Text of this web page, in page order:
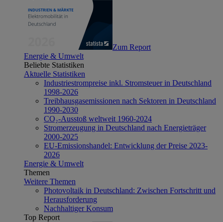
Zum Report
Energie & Umwelt
Beliebte Statistiken
Aktuelle Statistiken
Industriestrompreise inkl. Stromsteuer in Deutschland
1998-2026
Treibhausgasemissionen nach Sektoren in Deutschland
1990-2030
CO₂-Ausstoß weltweit 1960-2024
Stromerzeugung in Deutschland nach Energieträger
2000-2025
EU-Emissionshandel: Entwicklung der Preise 2023-
2026
Energie & Umwelt
Themen
Weitere Themen
Photovoltaik in Deutschland: Zwischen Fortschritt und
Herausforderung
Nachhaltiger Konsum
Top Report